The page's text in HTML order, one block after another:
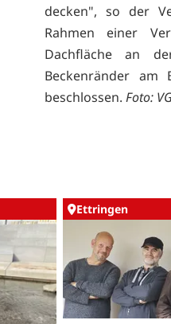
decken", so der
Rahmen einer
Dachfläche an
Beckenränder am
beschlossen. Foto:
Ettringen